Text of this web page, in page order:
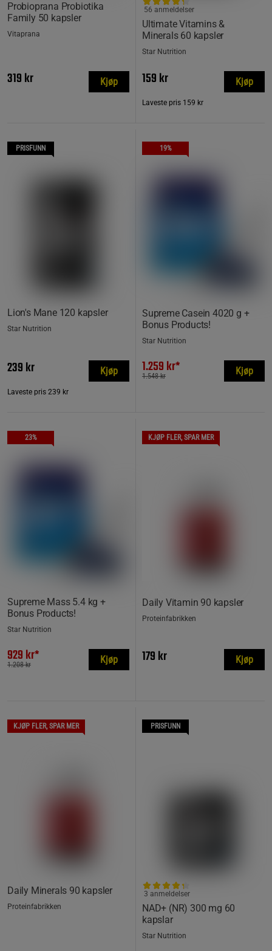
Probioprana Probiotika
Family 50 kapsler
Vitaprana
319 kr Kjøp
Ultimate Vitamins &
Minerals 60 kapsler
56 anmeldelser
Star Nutrition
159 kr
Laveste pris 159 kr
Kjøp
PRISFUNN
Lion's Mane 120 kapsler
Star Nutrition
239 kr
Laveste pris 239 kr
Kjøp
19%
Supreme Casein 4020 g +
Bonus Products!
Star Nutrition
1.259 kr*
1.548 kr Kjøp
23%
Supreme Mass 5.4 kg +
Bonus Products!
Star Nutrition
929 kr*
1.208 kr Kjøp
KJØP FLER, SPAR MER
Daily Vitamin 90 kapsler
Proteinfabrikken
179 kr Kjøp
KJØP FLER, SPAR MER
Daily Minerals 90 kapsler
Proteinfabrikken
PRISFUNN
NAD+ (NR) 300 mg 60
kapslar
3 anmeldelser
Star Nutrition